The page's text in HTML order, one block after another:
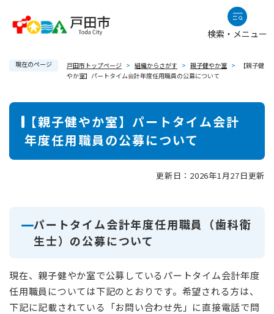
検索・メニュー
現在のページ 戸田市トップページ > 組織からさがす > 親子健やか室 >
【親子健
やか室】パートタイム会計年度任用職員の公募について
本
【親子健やか室】パートタイム会計
年度任用職員の公募について
更新日：2026年1月27日更新
パートタイム会計年度任用職員（歯科衛
生士）の公募について
現在、親子健やか室で公募しているパートタイム会計年度
任用職員については下記のとおりです。希望される方は、
下記に記載されている「お問い合わせ先」に直接電話で問